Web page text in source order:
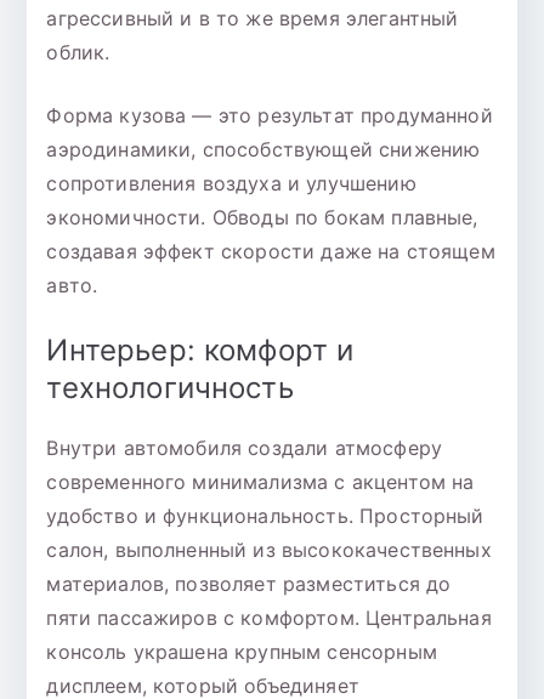
агрессивный и в то же время элегантный
облик.
Форма кузова — это результат продуманной
аэродинамики, способствующей снижению
сопротивления воздуха и улучшению
экономичности. Обводы по бокам плавные,
создавая эффект скорости даже на стоящем
авто.
Интерьер: комфорт и
технологичность
Внутри автомобиля создали атмосферу
современного минимализма с акцентом на
удобство и функциональность. Просторный
салон, выполненный из высококачественных
материалов, позволяет разместиться до
пяти пассажиров с комфортом. Центральная
консоль украшена крупным сенсорным
дисплеем, который объединяет